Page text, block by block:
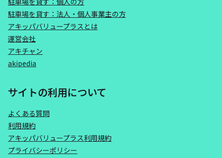
駐車場を貸す：法人・個人事業主の方
アキッパバリュープラスとは
運営会社
アキチャン
akipedia
サイトの利用について
よくある質問
利用規約
アキッパバリュープラス利用規約
プライバシーポリシー